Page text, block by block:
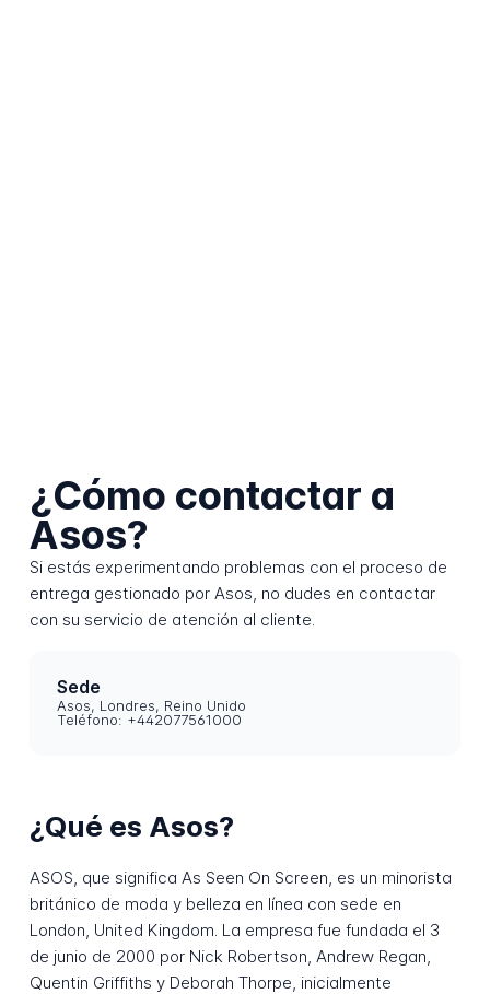
¿Cómo contactar a
Asos?
Si estás experimentando problemas con el proceso de
entrega gestionado por Asos, no dudes en contactar
con su servicio de atención al cliente.
Sede
Asos, Londres, Reino Unido
Teléfono: +442077561000
¿Qué es Asos?
ASOS, que significa As Seen On Screen, es un minorista
británico de moda y belleza en línea con sede en
London, United Kingdom. La empresa fue fundada el 3
de junio de 2000 por Nick Robertson, Andrew Regan,
Quentin Griffiths y Deborah Thorpe, inicialmente